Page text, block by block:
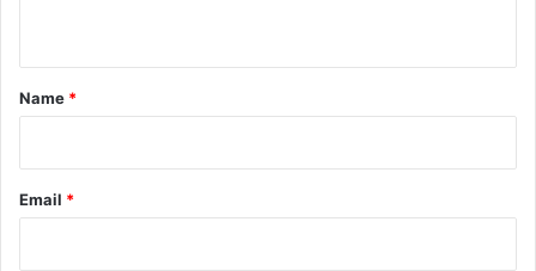
*
Name *
Email *